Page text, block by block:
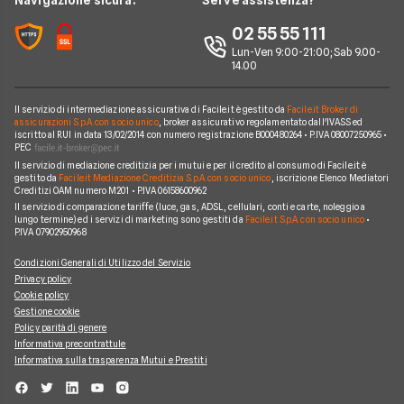
Chi siamo
Perché scegliere Facile.it
Mappa del sito
Assicurazione Avvocati
Assicurazione Infortuni
Assicurazione Autocarro
Prima.it
Quixa
UnipolSai
Allianz
Compagnie e intermediari
Glossario Assicurativo
Notizie Assicurazioni 02 55 55 111
Lun-Ven 9:00-21:00; Sab 9.00-
14.00
Il servizio di intermediazione assicurativa di Facile.it è gestito da Facile.it Broker di
assicurazioni S.p.A. con socio unico, broker assicurativo regolamentato dall'IVASS ed
iscritto al RUI in data 13/02/2014 con numero registrazione B000480264 • P.IVA 08007250965 •
PEC
Il servizio di mediazione creditizia per i mutui e per il credito al consumo di Facile.it è
gestito da Facile.it Mediazione Creditizia S.p.A. con socio unico , iscrizione Elenco Mediatori
Creditizi OAM numero M201 • P.IVA 06158600962
Il servizio di comparazione tariffe (luce, gas, ADSL, cellulari, conti e carte, noleggio a
lungo termine) ed i servizi di marketing sono gestiti da Facile.it S.p.A. con socio unico•
P.IVA 07902950968
Condizioni Generali di Utilizzo del Servizio
Privacy policy
Cookie policy
Gestione cookie
Policy parità di genere
Informativa precontrattule
Informativa sulla trasparenza Mutui e Prestiti